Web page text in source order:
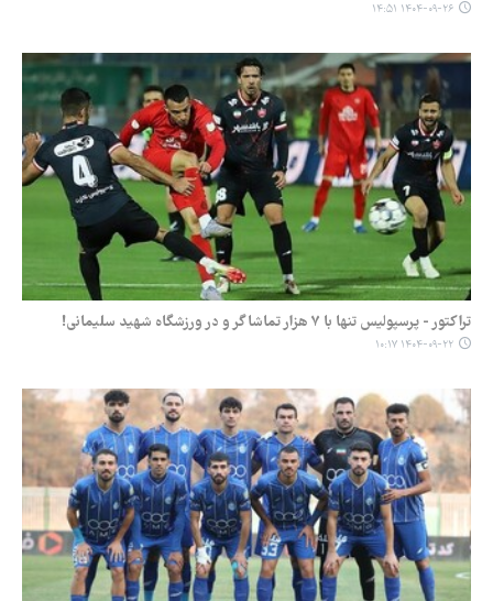
۱۴۰۴-۰۹-۲۶ ۱۴:۵۱
تراکتور - پرسپولیس تنها با ۷ هزار تماشاگر و در ورزشگاه شهید سلیمانی!
۱۴۰۴-۰۹-۲۲ ۱۰:۱۷